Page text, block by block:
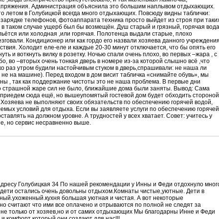
Администрация объяснила это большим наплывом отдыхающих.
летом в Голубицкой всегда много отдыхающих. Повсюду видны таблички:
телефонов, фотоаппарата техника просто выйдет из строя при
таком случае ущерб был бы возмещён. Душ старый и грязный, горячая вода
или холодная ,или горячая. Полотенца выдали старые, плохо
Кондиционер или как гордо его назвали хозяева данного
Холодит еле-еле и каждые 20-30 минут отключается, что бы опять его
и воткнуть вилку в розетку. Ночью спали очень плохо, во первых –жара , с
во –вторых очень тонкая дверь в номере из-за которой слышно всё ,что
раз утром будили настойчивым стуком в дверь,спрашивали: не наша ли
на машине). Перед входом в дом висит табличка «снимайте обувь», мы
, так как поддержание чистоты это не наша проблема. В первые дни
страшной жаре сил не было, ближайшие дома были заняты. Вывод: Сама
сюда ещё, но вышеупомятый гостевой дом будет обходить
не выполняют своих обязательств по обеспечению горячей водой,
условий для отдыха. Если вы заявляете услуги по обеспечению горячей
на должном уровне. А трудностей у всех хватает. Совет: учитесь у
но сервис несравненно выше.
Голубицкая 34 По нашей рекомендации у Инны и Феди отдохнуло
остались очень довольны отдыхом.Комнаты чистые,уютные. Дети в
большая уютная и чистая. А вот некоторые
считают что ими все оплачено и отрываются по полной не следят за
только от хозяев,но и от самих отдыхающих Мы благодарны Инне и Феди